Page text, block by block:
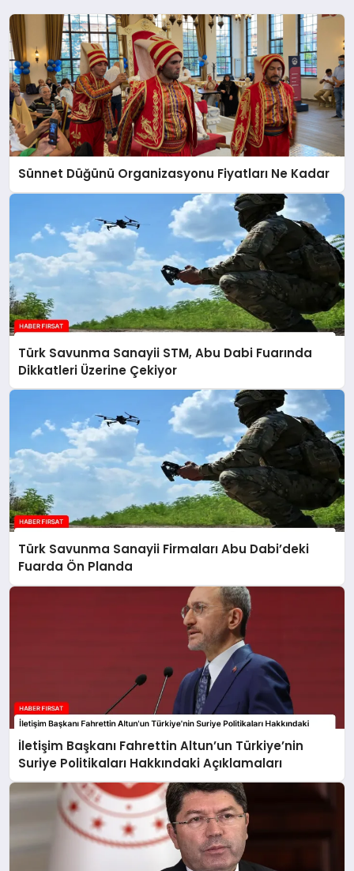
Sünnet Düğünü Organizasyonu Fiyatları Ne Kadar
Türk Savunma Sanayii STM, Abu Dabi Fuarında
Dikkatleri Üzerine Çekiyor
Türk Savunma Sanayii Firmaları Abu Dabi’deki
Fuarda Ön Planda
İletişim Başkanı Fahrettin Altun’un Türkiye’nin
Suriye Politikaları Hakkındaki Açıklamaları